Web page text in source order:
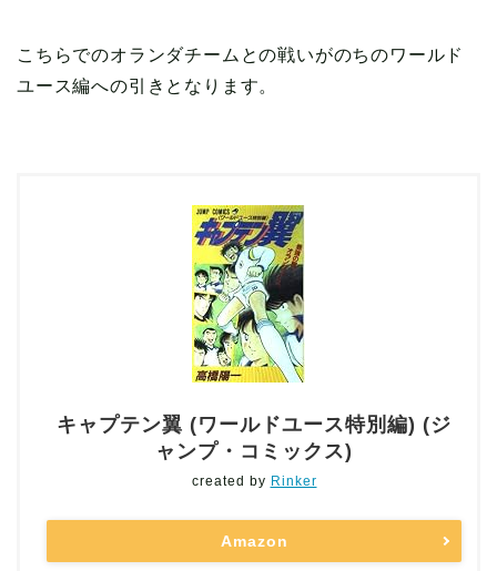
こちらでのオランダチームとの戦いがのちのワールド
ユース編への引きとなります。
キャプテン翼 (ワールドユース特別編) (ジ
ャンプ・コミックス)
created by Rinker
Amazon